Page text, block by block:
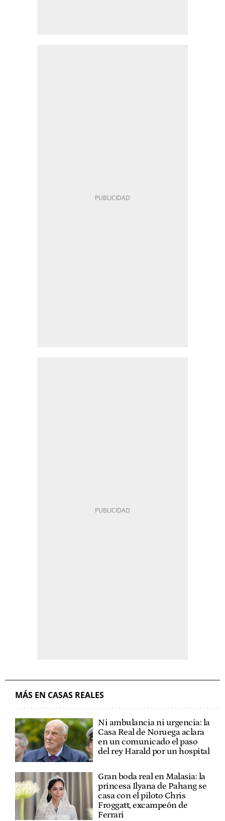
MÁS EN CASAS REALES
Ni ambulancia ni urgencia: la
Casa Real de Noruega aclara
en un comunicado el paso
del rey Harald por un hospital
Gran boda real en Malasia: la
princesa Ilyana de Pahang se
casa con el piloto Chris
Froggatt, excampeón de
Ferrari